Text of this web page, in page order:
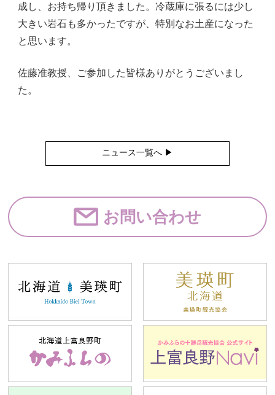
成し、お持ち帰り頂きました。冷蔵庫に張るには少し
大きい岩石も多かったですが、特別なお土産になった
と思います。
佐藤准教授、ご参加した皆様ありがとうございまし
た。
ニュース一覧へ ▶︎
お問い合わせ